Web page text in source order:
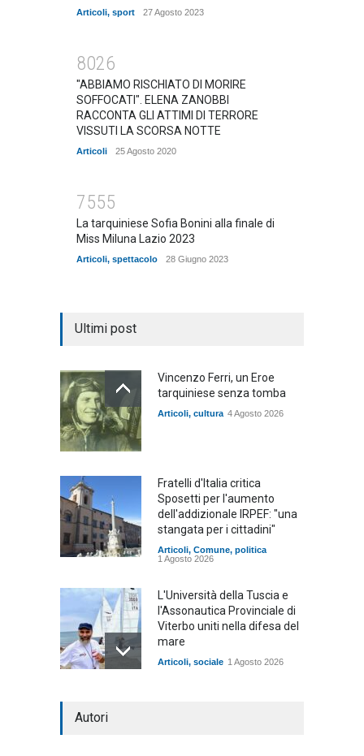
Articoli, sport 27 Agosto 2023
8026
"ABBIAMO RISCHIATO DI MORIRE
SOFFOCATI". ELENA ZANOBBI
RACCONTA GLI ATTIMI DI TERRORE
VISSUTI LA SCORSA NOTTE
Articoli 25 Agosto 2020
7555
La tarquiniese Sofia Bonini alla finale di
Miss Miluna Lazio 2023
Articoli, spettacolo 28 Giugno 2023
Ultimi post
Vincenzo Ferri, un Eroe
tarquiniese senza tomba
Articoli, cultura 4 Agosto 2026
Fratelli d'Italia critica
Sposetti per l'aumento
dell'addizionale IRPEF: "una
stangata per i cittadini"
Articoli, Comune, politica
1 Agosto 2026
L'Università della Tuscia e
l'Assonautica Provinciale di
Viterbo uniti nella difesa del
mare
Articoli, sociale 1 Agosto 2026
Autori